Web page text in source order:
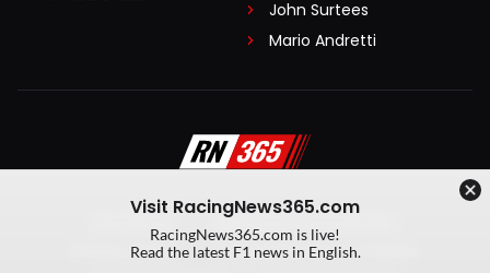
John Surtees
Mario Andretti
Algemene voorwaarden
Privacy Policy
Created by On Your Marks
Visit RacingNews365.com
RacingNews365.com is live!
Read the latest F1 news in English.